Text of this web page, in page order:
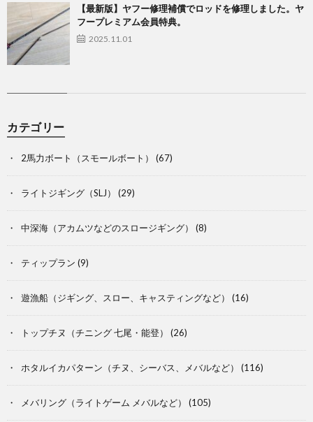
【最新版】ヤフー修理補償でロッドを修理しました。ヤ
フープレミアム会員特典。
2025.11.01
カテゴリー
2馬力ボート（スモールボート） (67)
ライトジギング（SLJ） (29)
中深海（アカムツなどのスロージギング） (8)
ティップラン (9)
遊漁船（ジギング、スロー、キャスティングなど） (16)
トップチヌ（チニング 七尾・能登） (26)
ホタルイカパターン（チヌ、シーバス、メバルなど） (116)
メバリング（ライトゲーム メバルなど） (105)